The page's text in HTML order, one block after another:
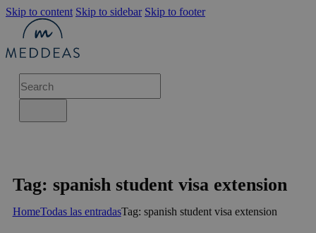
Skip to content Skip to sidebar Skip to footer
Tag: spanish student visa extension
HomeTodas las entradasTag: spanish student visa extension